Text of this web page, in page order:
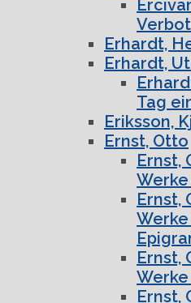
Erhardt,
Erhardt,
Tag
Eriksson,
Ernst, Otto
Ernst,
Ernst,
Werke
Ernst,
Ernst,